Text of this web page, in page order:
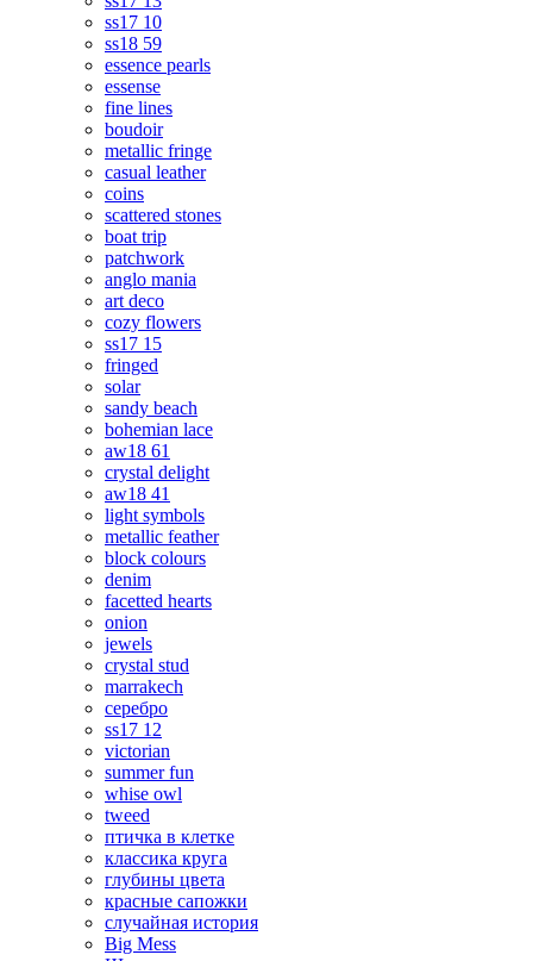
ss17 10
ss18 59
essence pearls
essense
fine lines
boudoir
metallic fringe
casual leather
coins
scattered stones
boat trip
patchwork
anglo mania
art deco
cozy flowers
ss17 15
fringed
solar
sandy beach
bohemian lace
aw18 61
crystal delight
aw18 41
light symbols
metallic feather
block colours
denim
facetted hearts
onion
jewels
crystal stud
marrakech
серебро
ss17 12
victorian
summer fun
whise owl
tweed
птичка в клетке
классика круга
глубины цвета
красные сапожки
случайная история
Big Mess